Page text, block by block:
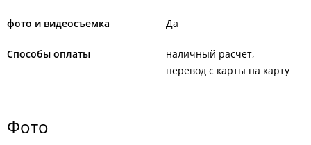
фото и видеосъемка Да
Способы оплаты
наличный расчёт
перевод с карты на карту
Фото